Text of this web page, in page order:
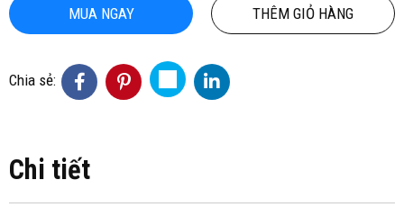
MUA NGAY THÊM GIỎ HÀNG
Chia sẻ:
Chi tiết